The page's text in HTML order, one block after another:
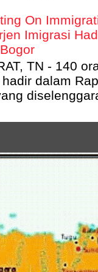
On
Imigrasi
TN - 140
dalam